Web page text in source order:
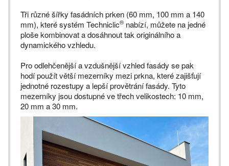
Tři různé šířky fasádních prken (60 mm, 100 mm a 140
mm), které systém Techniclic® nabízí, můžete na jedné
ploše kombinovat a dosáhnout tak originálního a
dynamického vzhledu.
Pro odlehčenější a vzdušnější vzhled fasády se pak
hodí použít větší mezerníky mezi prkna, které zajišťují
jednotné rozestupy a lepší provětrání fasády. Tyto
mezerníky jsou dostupné ve třech velikostech: 10 mm,
20 mm a 30 mm.